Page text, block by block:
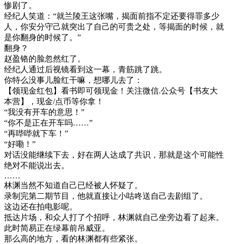
惨剧了。
经纪人笑道：“就兰陵王这张嘴，揭面前指不定还要得罪多少
人，你安分守己就突出了自己的可贵之处，等揭面的时候，就
是你翻身的时候了。”
翻身？
赵盈铬的脸忽然红了。
经纪人通过后视镜看到这一幕，青筋跳了跳。
你特么没事儿脸红干嘛，想哪儿去了：
【领现金红包】看书即可领现金！关注微信.公众号【书友大
本营】，现金/点币等你拿！
“我没有开车的意思！”
“你不是正在开车吗……”
“再哔哔就下车！”
“好嘞！”
对话没能继续下去，好在两人达成了共识，那就是这个可能性
绝对不能说出去。
……
林渊当然不知道自己已经被人怀疑了。
录制完第二期节目，他就直接让小咕咚送自己去剧组了。
这边还在拍电影呢。
抵达片场，和众人打了个招呼，林渊就自己坐旁边看了起来。
此时简易正在绿幕前吊威亚。
那么高的地方，看的林渊都有些紧张。